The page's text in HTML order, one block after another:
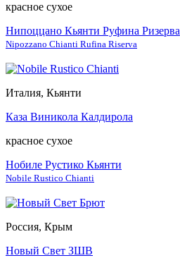
красное сухое
Нипоццано Кьянти Руфина Ризерва
Nipozzano Chianti Rufina Riserva
Италия, Кьянти
Каза Виникола Калдирола
красное сухое
Нобиле Рустико Кьянти
Nobile Rustico Chianti
Россия, Крым
Новый Свет ЗШВ